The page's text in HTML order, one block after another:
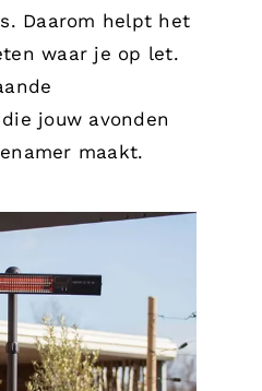
Daarom helpt het
waar je op let.
jouw avonden
maakt.